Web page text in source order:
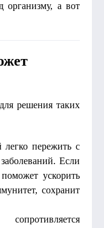
организму, а вот
решения таких
пережить с
Если
ускорить
сохранит